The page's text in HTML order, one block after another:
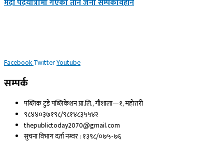
मर्दी पदयात्रामा गएका तीन जना सम्पर्कविहीन
FacebookTwitterYoutube
सम्पर्क
पब्लिक टुडे पब्लिकेशन प्रा.लि., गौशाला—१, महोत्तरी
९८४४०३७१९८/९८१४८३५५४२
thepublictoday2070@gmail.com
सुचना विभाग दर्ता नम्वर : १३९८/०७५-७६